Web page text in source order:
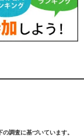
調査に基づいています。